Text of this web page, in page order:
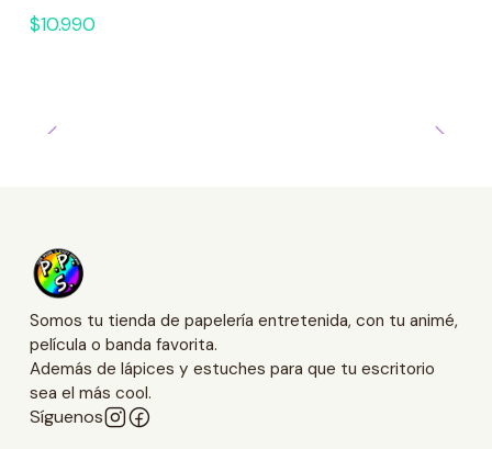
$10.990
Somos tu tienda de papelería entretenida, con tu animé,
película o banda favorita.
Además de lápices y estuches para que tu escritorio
sea el más cool.
Síguenos